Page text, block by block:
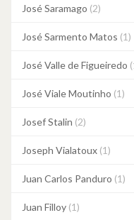
José Saramago (2)
José Sarmento Matos (1)
José Valle de Figueiredo
José Viale Moutinho (1)
Josef Stalin (2)
Joseph Vialatoux (1)
Juan Carlos Panduro (1)
Juan Filloy (1)